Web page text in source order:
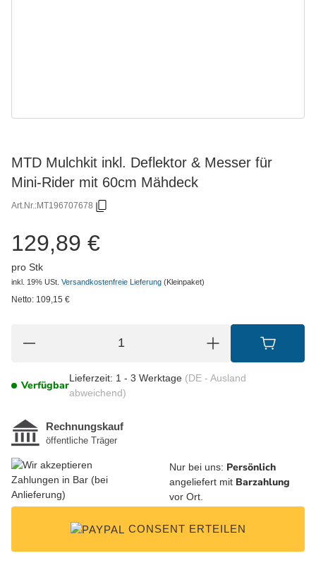
MTD Mulchkit inkl. Deflektor & Messer für
Mini-Rider mit 60cm Mähdeck
Art.Nr.:MT196707678
129,89 €
pro Stk
inkl. 19% USt. Versandkostenfreie Lieferung (Kleinpaket)
Netto: 109,15 €
Verfügbar
Lieferzeit: 1 - 3 Werktage (DE - Ausland
abweichend)
Nur bei uns: Persönlich
angeliefert mit Barzahlung
vor Ort.
CONSENT ERTEILEN